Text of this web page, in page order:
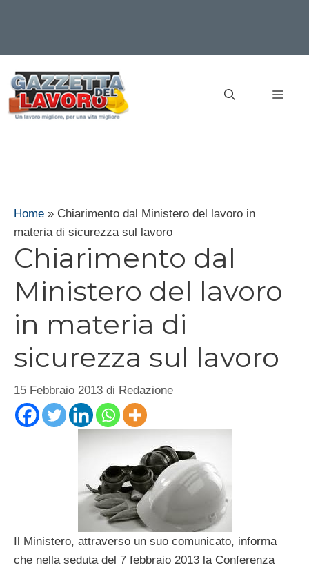
contenuto
Home » Chiarimento dal Ministero del lavoro in
materia di sicurezza sul lavoro
Chiarimento dal
Ministero del lavoro
in materia di
sicurezza sul lavoro
15 Febbraio 2013 di Redazione
Il Ministero, attraverso un suo comunicato, informa
che nella seduta del 7 febbraio 2013 la Conferenza